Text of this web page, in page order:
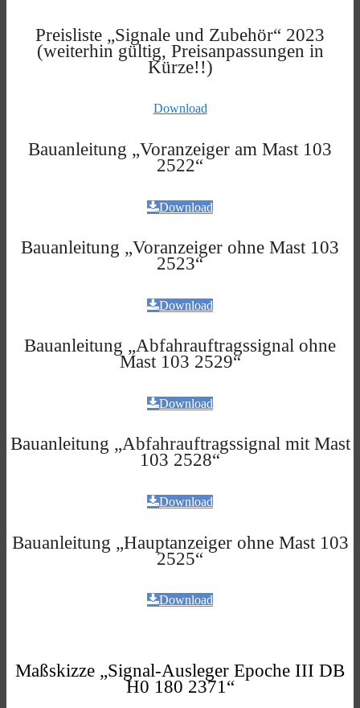
Preisliste „Signale und Zubehör“ 2023
(weiterhin gültig, Preisanpassungen in
Kürze!!)
Download
Bauanleitung „Voranzeiger am Mast 103
2522“
Download
Bauanleitung „Voranzeiger ohne Mast 103
2523“
Download
Bauanleitung „Abfahrauftragssignal ohne
Mast 103 2529“
Download
Bauanleitung „Abfahrauftragssignal mit Mast
103 2528“
Download
Bauanleitung „Hauptanzeiger ohne Mast 103
2525“
Download
Maßskizze „Signal-Ausleger Epoche III DB
H0 180 2371“